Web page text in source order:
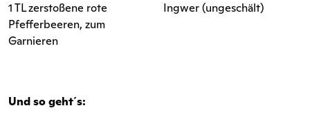
1 TL zerstoßene rote
Pfefferbeeren, zum
Garnieren
Ingwer (ungeschält)
Und so geht´s: